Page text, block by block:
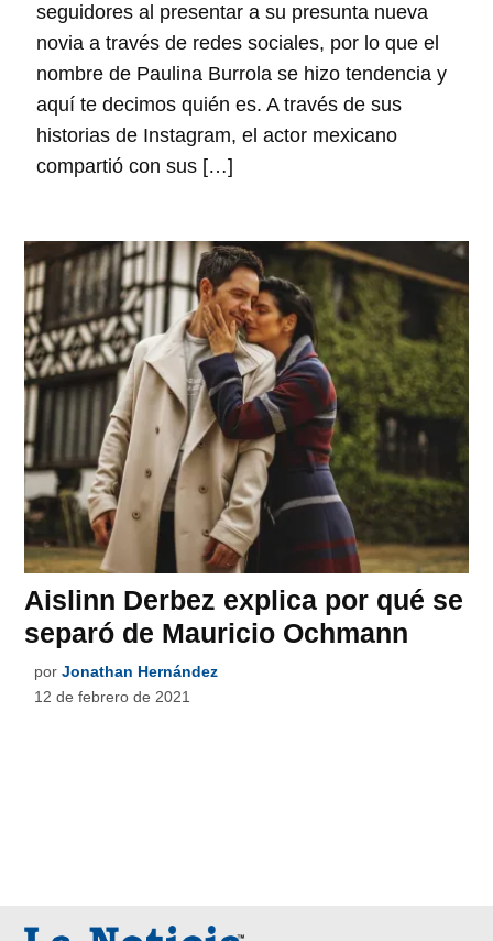
seguidores al presentar a su presunta nueva
novia a través de redes sociales, por lo que el
nombre de Paulina Burrola se hizo tendencia y
aquí te decimos quién es. A través de sus
historias de Instagram, el actor mexicano
compartió con sus […]
Aislinn Derbez explica por qué se
separó de Mauricio Ochmann
por Jonathan Hernández
12 de febrero de 2021